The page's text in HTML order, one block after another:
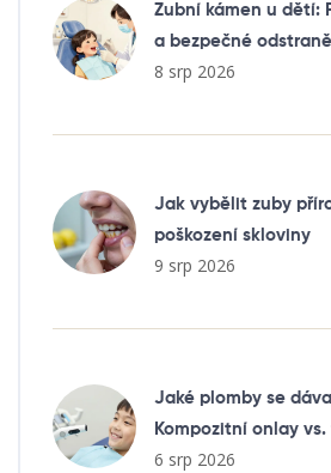
Zubní kámen u dětí:
a bezpečné
8 srp 2026
Jak vybělit zuby
poškození skloviny
9 srp 2026
Jaké plomby se
Kompozitní onlay
6 srp 2026